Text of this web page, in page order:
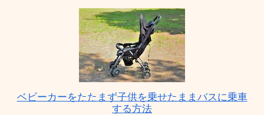
ベビーカーをたたまず子供を乗せたままバスに乗車
する方法